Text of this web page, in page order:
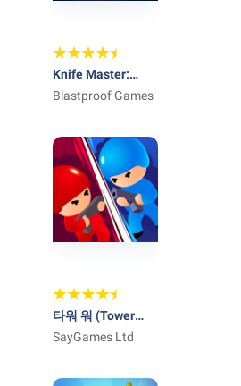
Knife Master:
Challenge Game
Blastproof Games
타워 워 (Tower
War)
SayGames Ltd